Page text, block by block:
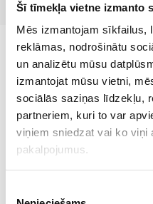
Šī tīmekļa vietne izmanto
Mēs izmantojam sīkfailus,
reklāmas, nodrošinātu
un analizētu mūsu
izmantojat mūsu vietni,
sociālās saziņas līdzekļu,
partneriem, kuri to var
viņiem sniedzat vai ko viņi
pakalpojumus.
Veebipoodi soodsate
toodetega, kus kliendi
peamine väärtus.
Koik sinu